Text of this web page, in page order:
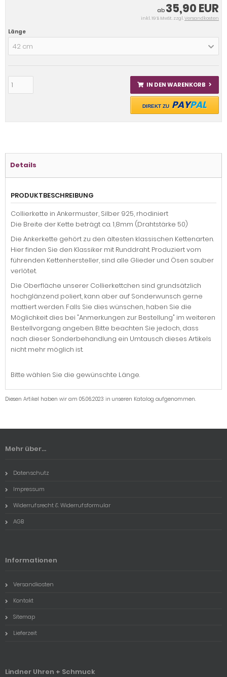
ab 35,90 EUR
inkl. 19 % MwSt. zzgl.Versandkosten
Länge
42 cm
IN DEN WARENKORB
DIREKT ZU PAYPAL
Details
PRODUKTBESCHREIBUNG
Collierkette in Ankermuster, Silber 925, rhodiniert
Die Breite der Kette beträgt ca. 1,8mm (Drahtstärke 50)
Die Ankerkette gehört zu den ältesten klassischen Kettenarten.
Hier finden Sie den Klassiker mit Runddraht. Produziert vom
führenden Kettenhersteller, sind alle Glieder und Ösen sauber
verlötet.
Die Oberfläche unserer Collierkettchen sind grundsätzlich
hochglänzend poliert, kann aber auf Sonderwunsch gerne
mattiert werden. Falls Sie dies wünschen, haben Sie die
Möglichkeit dies bei "Anmerkungen zur Bestellung" im weiteren
Bestellvorgang angeben. Bitte beachten Sie jedoch, dass
nach dieser Sonderbehandlung ein Umtausch dieses Artikels
nicht mehr möglich ist.
Bitte wählen Sie die gewünschte Länge.
Diesen Artikel haben wir am 05.06.2023 in unseren Katalog aufgenommen.
Mehr über...
Datenschutz
Impressum
Widerrufsrecht & Widerrufsformular
AGB
Informationen
Versandkosten
Kontakt
Sitemap
Lieferzeit
Lindner Uhren + Schmuck